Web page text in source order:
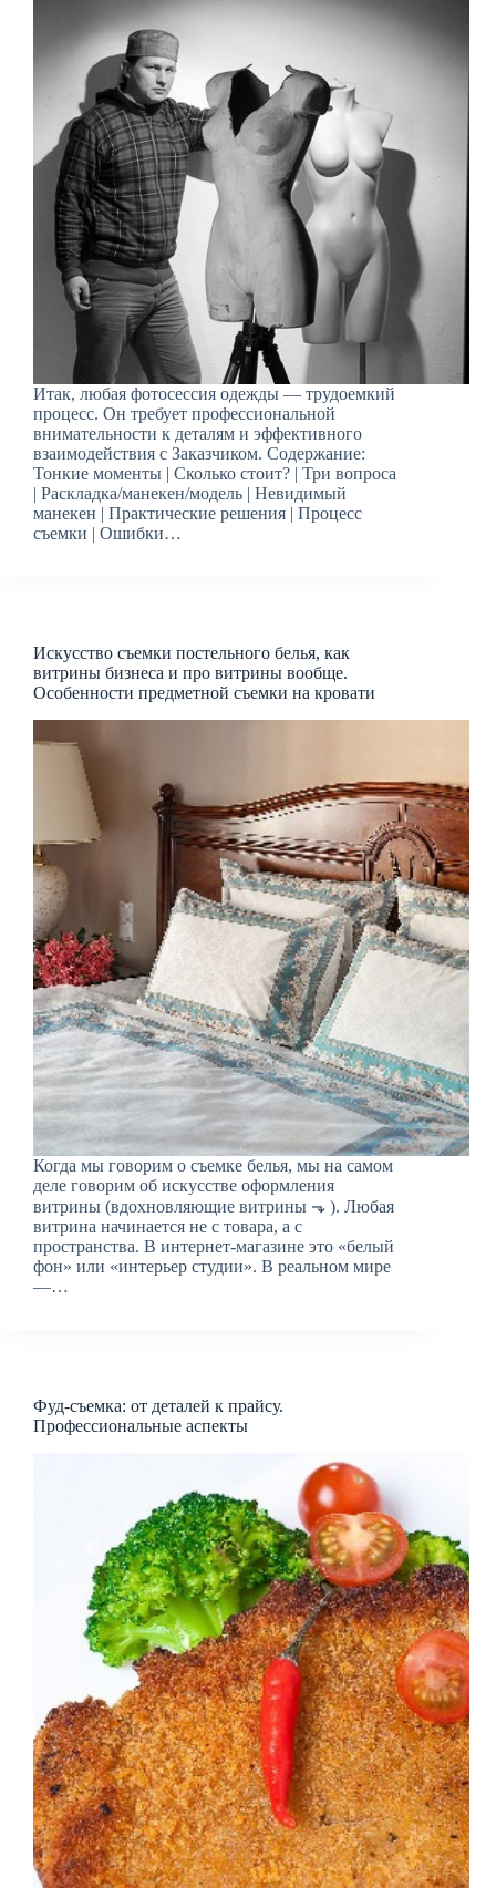
Итак, любая фотосессия одежды — трудоемкий
процесс. Он требует профессиональной
внимательности к деталям и эффективного
взаимодействия с Заказчиком. Содержание:
Тонкие моменты | Сколько стоит? | Три вопроса
| Раскладка/манекен/модель | Невидимый
манекен | Практические решения | Процесс
съемки | Ошибки…
Искусство съемки постельного белья, как
витрины бизнеса и про витрины вообще.
Особенности предметной съемки на кровати
Когда мы говорим о съемке белья, мы на самом
деле говорим об искусстве оформления
витрины (вдохновляющие витрины ⬎ ). Любая
витрина начинается не с товара, а с
пространства. В интернет-магазине это «белый
фон» или «интерьер студии». В реальном мире
—…
Фуд-съемка: от деталей к прайсу.
Профессиональные аспекты